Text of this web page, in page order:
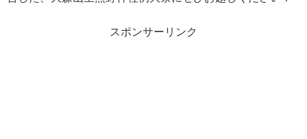
スポンサーリンク